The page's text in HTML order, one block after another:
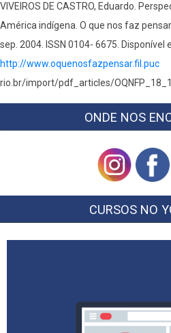
VIVEIROS DE CASTRO, Eduardo.
América indígena. O que nos faz
sep. 2004. ISSN 0104- 6675. Disponível
http://www.oquenosfazpensar.fil.puc
rio.br/import/pdf_articles/
ONDE NOS
CURSOS NO